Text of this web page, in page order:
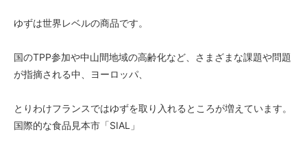
ゆずは世界レベルの商品です。
国のTPP参加や中山間地域の高齢化など、さまざまな課題や問題
が指摘される中、ヨーロッパ、
とりわけフランスではゆずを取り入れるところが増えています。
国際的な食品見本市「SIAL」